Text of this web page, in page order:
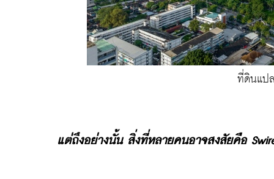
ที่ดินแป
แต่ถึงอย่างนั้น สิ่งที่หลายคนอาจสงสัยคือ